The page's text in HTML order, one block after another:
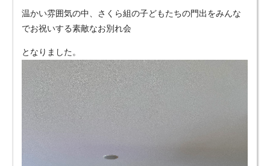
温かい雰囲気の中、さくら組の子どもたちの門出をみんな
でお祝いする素敵なお別れ会
となりました。